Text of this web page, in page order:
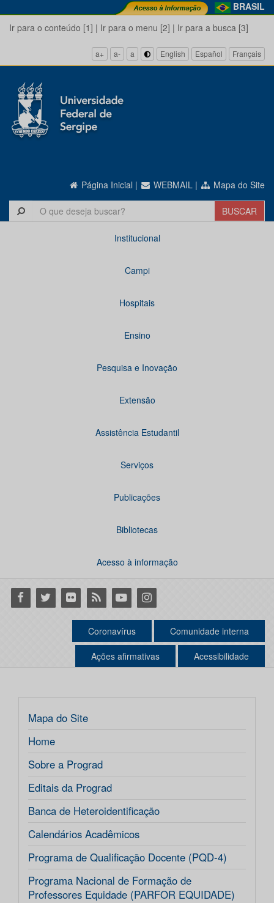
BRASIL
Ir para o conteúdo [1] | Ir para o menu [2] | Ir para a busca [3]
a+ a- a English Español Français
Página Inicial | WEBMAIL | Mapa do Site
Institucional
Campi
Hospitais
Ensino
Pesquisa e Inovação
Extensão
Assistência Estudantil
Serviços
Publicações
Bibliotecas
Acesso à informação
Facebook
Twitter Flickr RSS YoutubeInstagram
Coronavírus Comunidade interna
Ações afirmativas Acessibilidade
Mapa do Site
Home
Sobre a Prograd
Editais da Prograd
Banca de Heteroidentificação
Calendários Acadêmicos
Programa de Qualificação Docente (PQD-4)
Programa Nacional de Formação de
Professores Equidade (PARFOR EQUIDADE)